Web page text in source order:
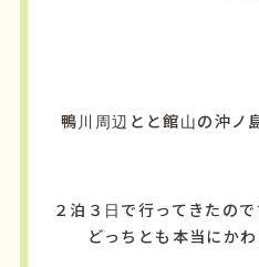
鴨川周辺とと館山の沖ノ
２泊３日で行ってきたの
どっちとも本当にか